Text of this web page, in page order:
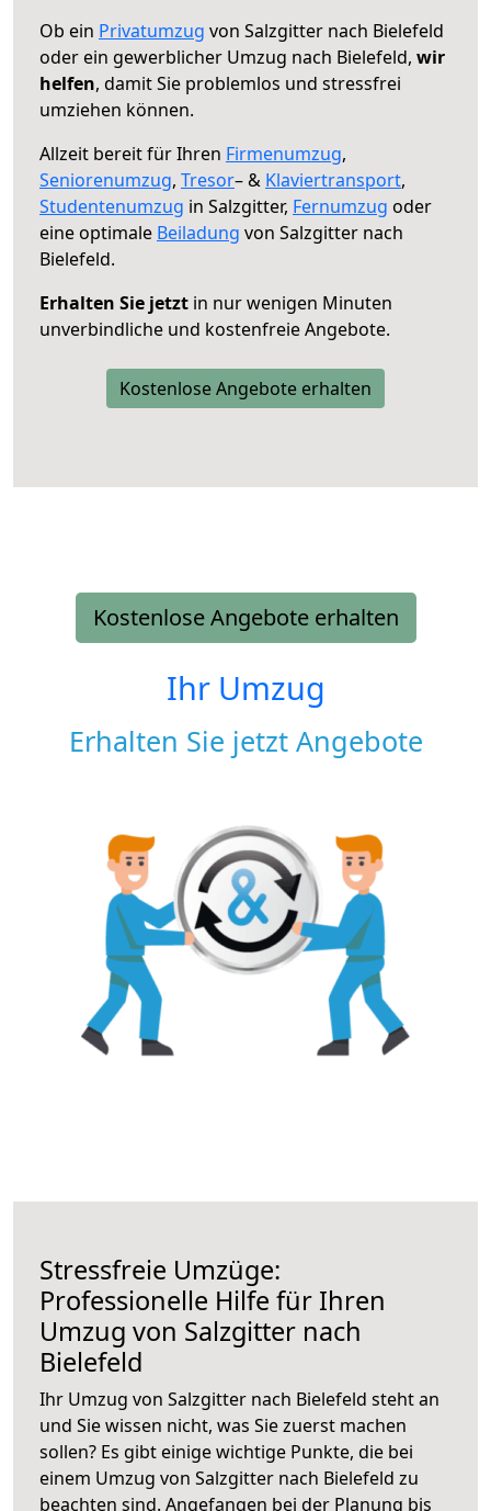
Ob ein Privatumzug von Salzgitter nach Bielefeld
oder ein gewerblicher Umzug nach Bielefeld, wir
helfen, damit Sie problemlos und stressfrei
umziehen können.
Allzeit bereit für Ihren Firmenumzug,
Seniorenumzug, Tresor– & Klaviertransport,
Studentenumzug in Salzgitter, Fernumzug oder
eine optimale Beiladung von Salzgitter nach
Bielefeld.
Erhalten Sie jetzt in nur wenigen Minuten
unverbindliche und kostenfreie Angebote.
Kostenlose Angebote erhalten
Kostenlose Angebote erhalten
Ihr Umzug
Erhalten Sie jetzt Angebote
Stressfreie Umzüge:
Professionelle Hilfe für Ihren
Umzug von Salzgitter nach
Bielefeld
Ihr Umzug von Salzgitter nach Bielefeld steht an
und Sie wissen nicht, was Sie zuerst machen
sollen? Es gibt einige wichtige Punkte, die bei
einem Umzug von Salzgitter nach Bielefeld zu
beachten sind. Angefangen bei der Planung bis